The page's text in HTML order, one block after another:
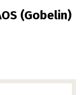
(Gobelin)